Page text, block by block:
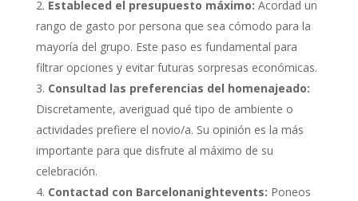
Estableced el presupuesto máximo: Acordad un
rango de gasto por persona que sea cómodo para la
mayoría del grupo. Este paso es fundamental para
filtrar opciones y evitar futuras sorpresas económicas.
Consultad las preferencias del homenajeado:
Discretamente, averiguad qué tipo de ambiente o
actividades prefiere el novio/a. Su opinión es la más
importante para que disfrute al máximo de su
celebración.
Contactad con Barcelonanightevents: Poneos